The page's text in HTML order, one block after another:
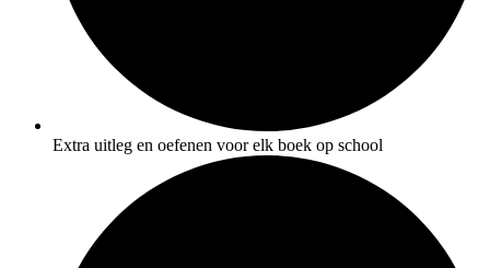
Extra uitleg en oefenen voor elk boek op school